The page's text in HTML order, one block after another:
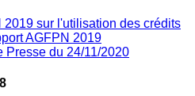
2019 sur l'utilisation des crédits
AGFPN 2019
Presse du 24/11/2020